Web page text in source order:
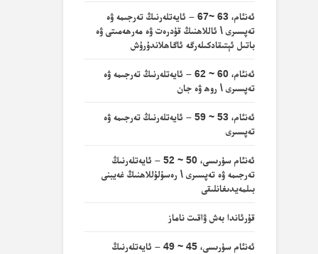
ئەنئام، 63 ~67 – ئايەتلەرنىڭ تەرجىمە ۋە
تەپسىرى \ ئاللاھنىڭ قۇدرەت ۋە مەرھەمىتى ۋە
باتىل ئېتىقادكىلەرگە ئاگاھلاندۇرۇش
ئەنئام، 60 ~ 62 – ئايەتلەرنىڭ تەرجىمە ۋە
تەپسىرى \ روھ ۋە جان
ئەنئام، 53 ~ 59 – ئايەتلەرنىڭ تەرجىمە ۋە
تەپسىرى
ئەنئام سۈرىسى، 50 ~ 52 – ئايەتلەرنىڭ
تەرجىمە ۋە تەپسىرى \ رەسۇلۇللاھنىڭ غەيبنى
بىلمەيدىغانلىقى
قۇرئاندا بەش ۋاقىت ناماز
ئەنئام سۈرىسى، 45 ~ 49 – ئايەتلەرنىڭ